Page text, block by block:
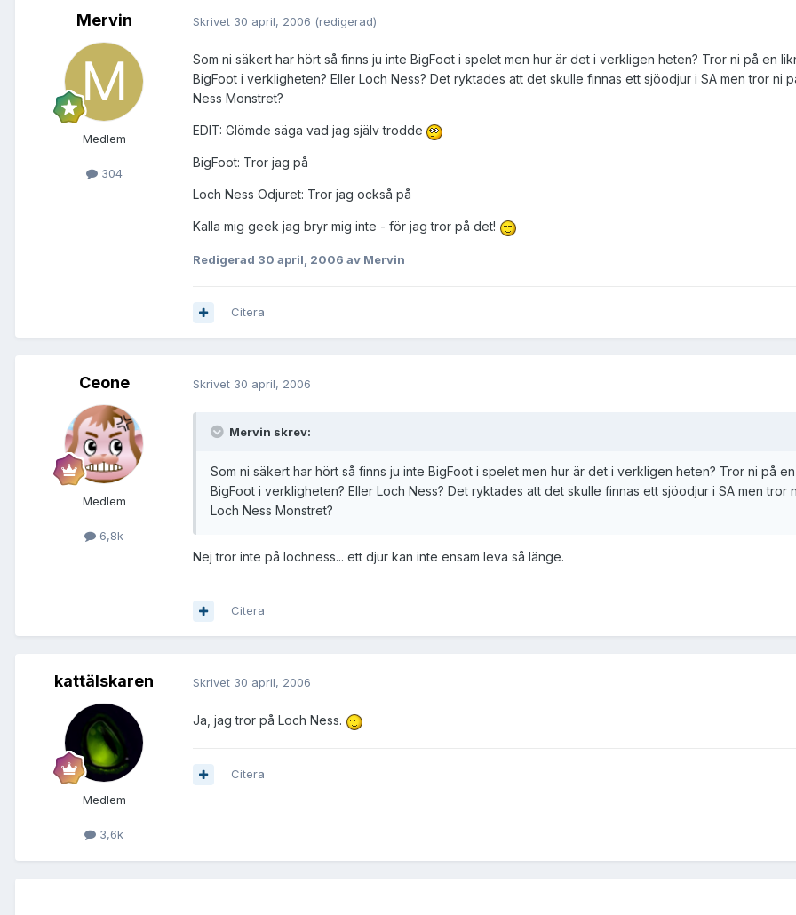
Mervin
Medlem
304
Skrivet 30 april, 2006 (redigerad)
Som ni säkert har hört så finns ju inte BigFoot i spelet men hur är det i verkligen heten? Tror ni på en
BigFoot i verkligheten? Eller Loch Ness? Det ryktades att det skulle finnas ett sjöodjur i SA men tror ni
Ness Monstret?
EDIT: Glömde säga vad jag själv trodde
BigFoot: Tror jag på
Loch Ness Odjuret: Tror jag också på
Kalla mig geek jag bryr mig inte - för jag tror på det!
Redigerad 30 april, 2006 av Mervin
Citera
Ceone
Medlem
6,8k
Skrivet 30 april, 2006
Mervin skrev:
Som ni säkert har hört så finns ju inte BigFoot i spelet men hur är det i verkligen heten? Tror ni på
BigFoot i verkligheten? Eller Loch Ness? Det ryktades att det skulle finnas ett sjöodjur i SA men tror
Loch Ness Monstret?
Nej tror inte på lochness... ett djur kan inte ensam leva så länge.
Citera
kattälskaren
Medlem
3,6k
Skrivet 30 april, 2006
Ja, jag tror på Loch Ness.
Citera